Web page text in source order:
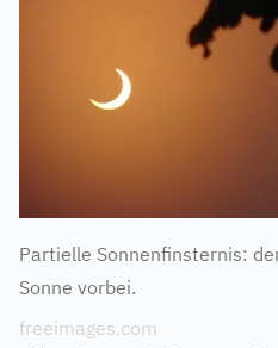
Partielle Sonnenfinsternis:
Sonne vorbei.
freeimages.com